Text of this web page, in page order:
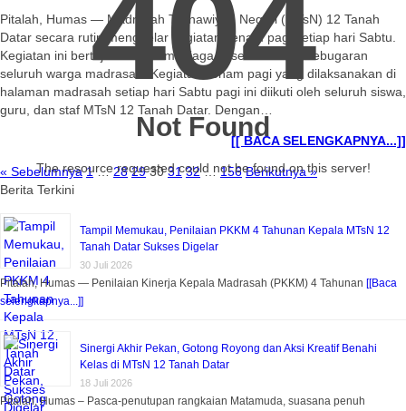
Pitalah, Humas — Madrasah Tsanawiyah Negeri (MTsN) 12 Tanah
Datar secara rutin menggelar kegiatan senam pagi setiap hari Sabtu.
Kegiatan ini bertujuan untuk menjaga kesehatan dan kebugaran
seluruh warga madrasah. Kegiatan senam pagi yang dilaksanakan di
halaman madrasah setiap hari Sabtu pagi ini diikuti oleh seluruh siswa,
guru, dan staf MTsN 12 Tanah Datar. Dengan…
[[ BACA SELENGKAPNYA...]]
« Sebelumnya 1 … 28 29 30 31 32 … 156 Berikutnya »
Berita Terkini
Tampil Memukau, Penilaian PKKM 4 Tahunan Kepala MTsN 12
Tanah Datar Sukses Digelar
30 Juli 2026
Pitalah, Humas — Penilaian Kinerja Kepala Madrasah (PKKM) 4 Tahunan [[Baca
selengkapnya...]]
Sinergi Akhir Pekan, Gotong Royong dan Aksi Kreatif Benahi
Kelas di MTsN 12 Tanah Datar
18 Juli 2026
Pitalah, Humas – Pasca-penutupan rangkaian Matamuda, suasana penuh
404
Not Found
The resource requested could not be found on this server!